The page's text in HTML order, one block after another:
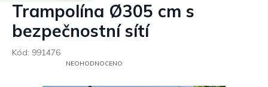
Trampolína Ø305 cm s
bezpečnostní sítí
Kód: 991476
PRŮMĚRNÉNEOHODNOCENO